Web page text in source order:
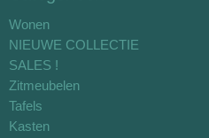
Wonen
NIEUWE COLLECTIE
SALES !
Zitmeubelen
Tafels
Kasten